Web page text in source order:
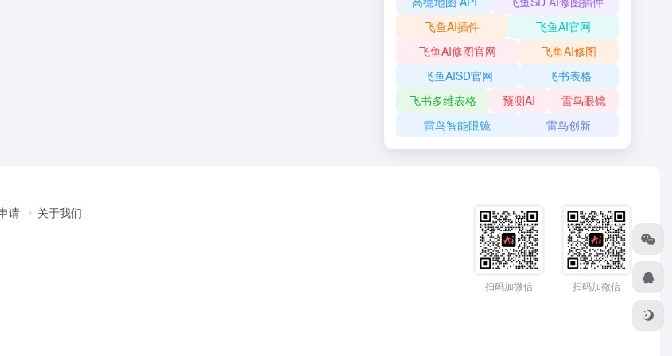
飞鱼AI插件
飞鱼AI官网
飞鱼AI修图官网
飞鱼AI修图
飞鱼AISD官网
飞书表格
飞书多维表格
预测AI
雷鸟眼镜
雷鸟智能眼镜
雷鸟创新
请 关于我们
扫码加微信 扫码加微信